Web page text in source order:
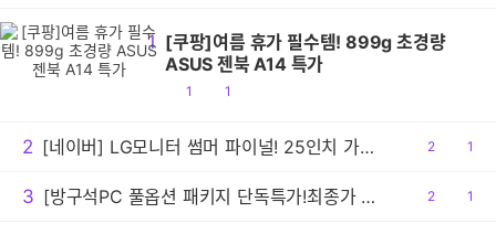
1 [쿠팡]여름 휴가 필수템! 899g 초경량
ASUS 젠북 A14 특가
공1
댓1
2 [네이버] LG모니터 썸머 파이널! 25인치 가성비부터 45인치 대화면 OLED까지! 풀라인업 기획전 안내(8/1~19)
공
2
댓1
3 [방구석PC 풀옵션 패키지 단독특가!최종가 1만2천!] 모바 전동칫솔 MOVA Fresh Pro 실버 무선 터치 IPX7 방수 10단계 진동 음파 전동칫솔
공
2
댓1